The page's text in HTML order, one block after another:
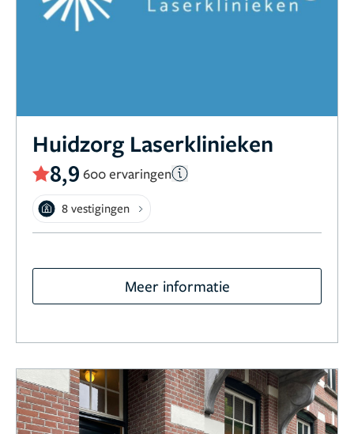
Huidzorg Laserklinieken
8,9 600 ervaringen
8 vestigingen
Meer informatie